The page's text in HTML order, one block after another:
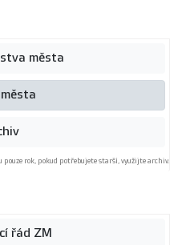
města
pouze rok, pokud potřebujete starší, využijte archiv.
řád ZM